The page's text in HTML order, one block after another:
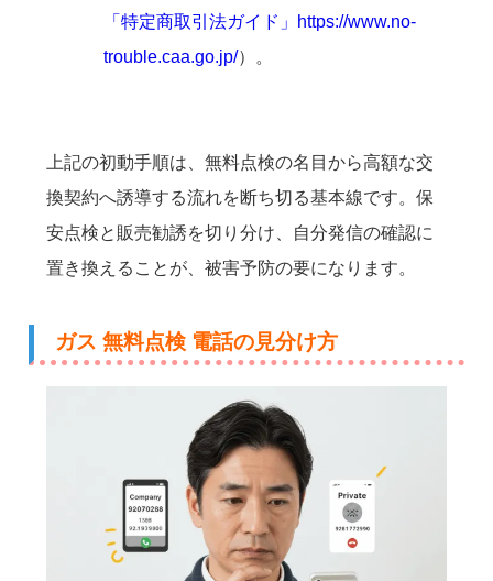
「特定商取引法ガイド」
https://www.no-
trouble.caa.go.jp/）。
上記の初動手順は、無料点検の名目から高額な交
換契約へ誘導する流れを断ち切る基本線です。保
安点検と販売勧誘を切り分け、自分発信の確認に
置き換えることが、被害予防の要になります。
ガス 無料点検 電話の見分け方